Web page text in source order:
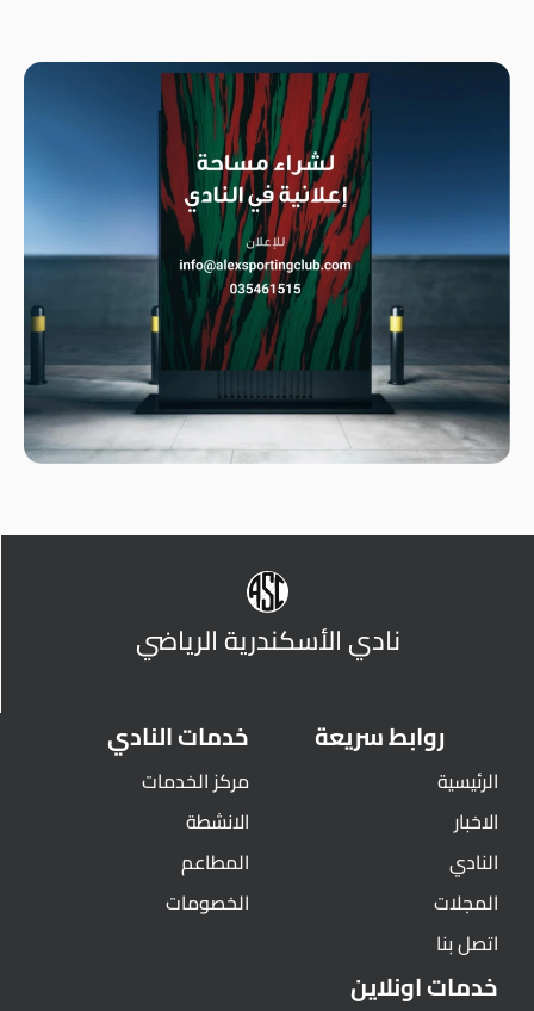
نادي الأسكندرية الرياضي
روابط سريعة
الرئيسية
الاخبار
النادي
المجلات
اتصل بنا
خدمات النادي
مركز الخدمات
الانشطة
المطاعم
الخصومات
خدمات اونلاين